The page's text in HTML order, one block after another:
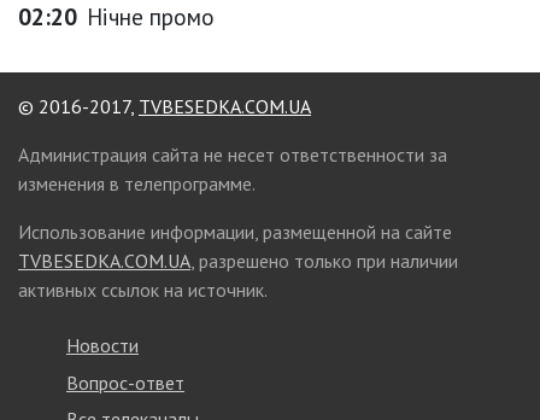
02:20 Нічне промо
© 2016-2017, TVBESEDKA.COM.UA
Администрация сайта не несет ответственности за
изменения в телепрограмме.
Использование информации, размещенной на сайте
TVBESEDKA.COM.UA, разрешено только при наличии
активных ссылок на источник.
Новости
Вопрос-ответ